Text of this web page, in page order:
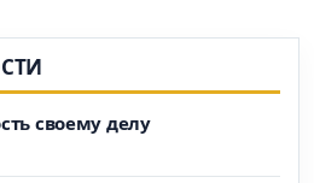
своему делу